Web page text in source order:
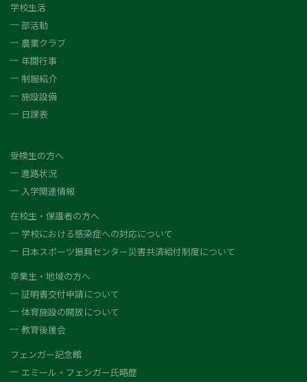
学校生活
部活動
農業クラブ
年間行事
制服紹介
施設設備
日課表
受検生の方へ
進路状況
入学関連情報
在校生・保護者の方へ
学校における感染症への対応について
日本スポーツ振興センター災害共済給付制度について
卒業生・地域の方へ
証明書交付申請について
体育施設の開放について
教育後援会
フェンガー記念館
エミール・フェンガー氏略歴